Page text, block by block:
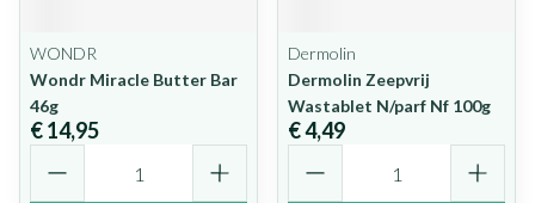
WONDR
Wondr Miracle Butter Bar
46g
€ 14,95
Dermolin
Dermolin Zeepvrij
Wastablet N/parf Nf 100g
€ 4,49